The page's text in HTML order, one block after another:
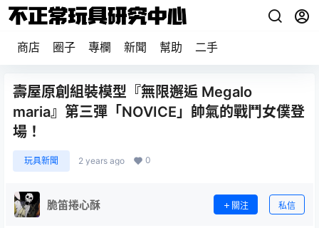
商店 圈子 專欄 新聞 幫助 二手
壽屋原創組裝模型『無限邂逅 Megalo
maria』第三彈「NOVICE」帥氣的戰鬥女僕登
場！
玩具新聞 2 years ago 0
脆笛捲心酥 關注 私信